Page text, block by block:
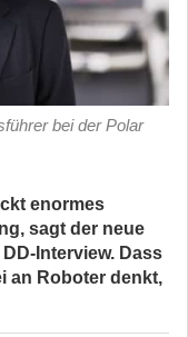
bei der Polar
enormes
sagt der neue
Interview. Dass
an Roboter denkt,